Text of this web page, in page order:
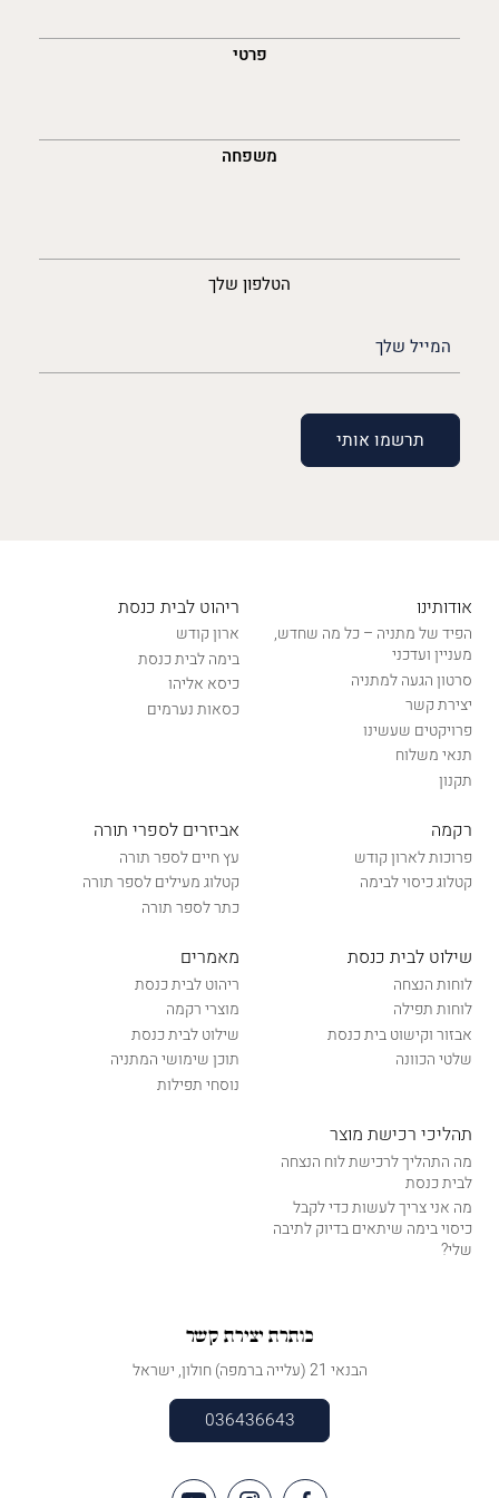
פרטי
משפחה
הטלפון שלך
(חובה)
אודותינו
הפיד של מתניה – כל מה שחדש,
מעניין ועדכני
סרטון הגעה למתניה
יצירת קשר
פרויקטים שעשינו
תנאי משלוח
תקנון
ריהוט לבית כנסת
ארון קודש
בימה לבית כנסת
כיסא אליהו
כסאות נערמים
רקמה
פרוכות לארון קודש
קטלוג כיסוי לבימה
אביזרים לספרי תורה
עץ חיים לספר תורה
קטלוג מעילים לספר תורה
כתר לספר תורה
שילוט לבית כנסת
לוחות הנצחה
לוחות תפילה
אבזור וקישוט בית כנסת
שלטי הכוונה
מאמרים
ריהוט לבית כנסת
מוצרי רקמה
שילוט לבית כנסת
תוכן שימושי המתניה
נוסחי תפילות
תהליכי רכישת מוצר
מה התהליך לרכישת לוח הנצחה
לבית כנסת
מה אני צריך לעשות כדי לקבל
כיסוי בימה שיתאים בדיוק לתיבה
שלי?
כותרת יצירת קשר
הבנאי 21 (עלייה ברמפה) חולון, ישראל
036436643